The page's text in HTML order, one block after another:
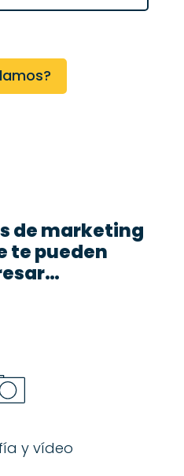
de marketing
te pueden
y vídeo